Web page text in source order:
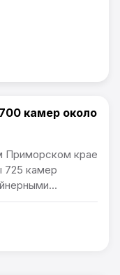
камер около
Приморском крае
725 камер